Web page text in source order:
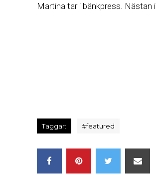
Martina tar i bänkpress. Nästan
Taggar: #featured